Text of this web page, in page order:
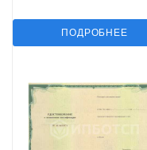
ПОДРОБНЕЕ